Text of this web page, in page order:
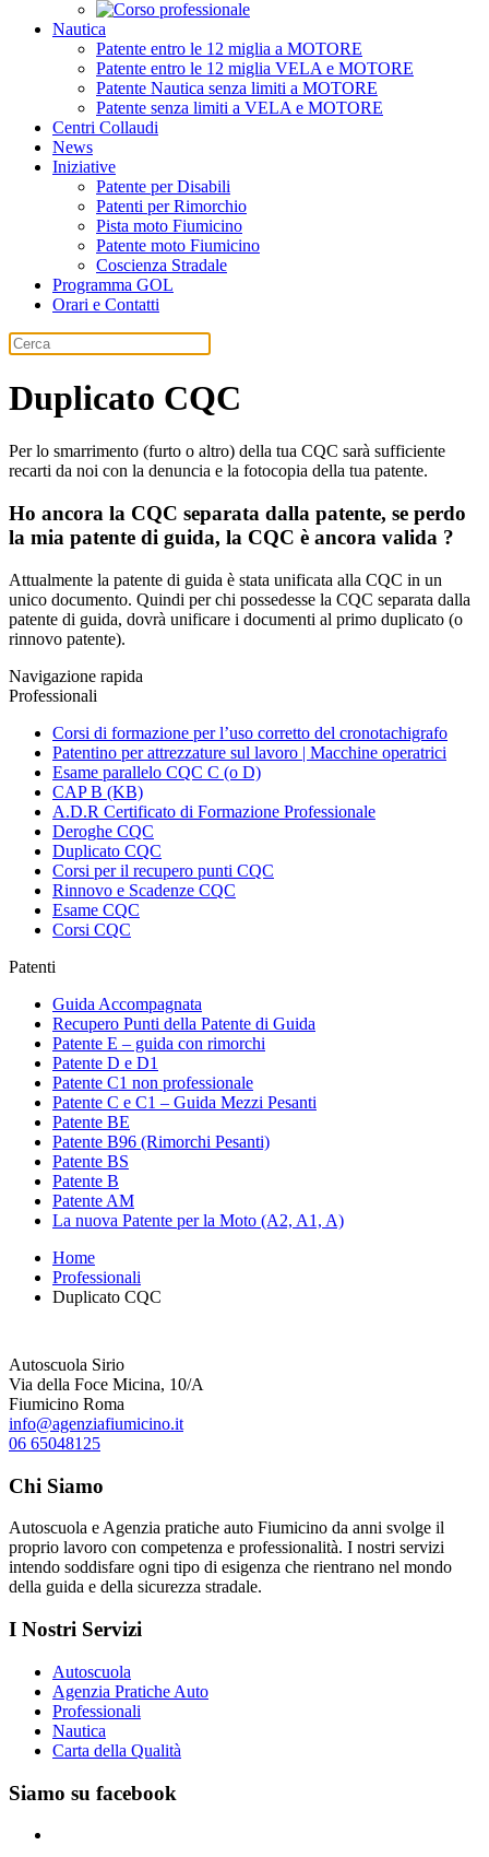
Nautica
Patente entro le 12 miglia a MOTORE
Patente entro le 12 miglia VELA e MOTORE
Patente Nautica senza limiti a MOTORE
Patente senza limiti a VELA e MOTORE
Centri Collaudi
News
Iniziative
Patente per Disabili
Patenti per Rimorchio
Pista moto Fiumicino
Patente moto Fiumicino
Coscienza Stradale
Programma GOL
Orari e Contatti
Duplicato CQC
Per lo smarrimento (furto o altro) della tua CQC sarà sufficiente
recarti da noi con la denuncia e la fotocopia della tua patente.
Ho ancora la CQC separata dalla patente, se perdo
la mia patente di guida, la CQC è ancora valida ?
Attualmente la patente di guida è stata unificata alla CQC in un
unico documento. Quindi per chi possedesse la CQC separata dalla
patente di guida, dovrà unificare i documenti al primo duplicato (o
rinnovo patente).
Navigazione rapida
Professionali
Corsi di formazione per l’uso corretto del cronotachigrafo
Patentino per attrezzature sul lavoro | Macchine operatrici
Esame parallelo CQC C (o D)
CAP B (KB)
A.D.R Certificato di Formazione Professionale
Deroghe CQC
Duplicato CQC
Corsi per il recupero punti CQC
Rinnovo e Scadenze CQC
Esame CQC
Corsi CQC
Patenti
Guida Accompagnata
Recupero Punti della Patente di Guida
Patente E – guida con rimorchi
Patente D e D1
Patente C1 non professionale
Patente C e C1 – Guida Mezzi Pesanti
Patente BE
Patente B96 (Rimorchi Pesanti)
Patente BS
Patente B
Patente AM
La nuova Patente per la Moto (A2, A1, A)
Home
Professionali
Duplicato CQC
Autoscuola Sirio
Via della Foce Micina, 10/A
Fiumicino Roma
info@agenziafiumicino.it
06 65048125
Chi Siamo
Autoscuola e Agenzia pratiche auto Fiumicino da anni svolge il
proprio lavoro con competenza e professionalità. I nostri servizi
intendo soddisfare ogni tipo di esigenza che rientrano nel mondo
della guida e della sicurezza stradale.
I Nostri Servizi
Autoscuola
Agenzia Pratiche Auto
Professionali
Nautica
Carta della Qualità
Siamo su facebook